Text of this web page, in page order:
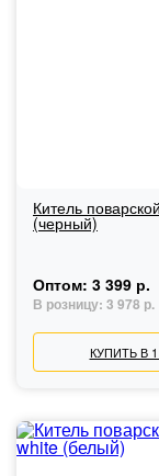
Китель
(черный)
Оптом: 3 399 р.
В розницу: 3 978 р.
КУПИТЬ В